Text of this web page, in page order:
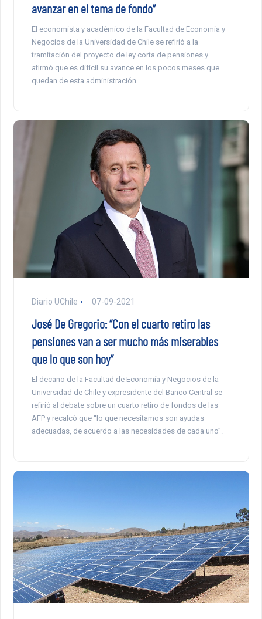
avanzar en el tema de fondo”
El economista y académico de la Facultad de Economía y
Negocios de la Universidad de Chile se refirió a la
tramitación del proyecto de ley corta de pensiones y
afirmó que es difícil su avance en los pocos meses que
quedan de esta administración.
Diario UChile 07-09-2021
José De Gregorio: “Con el cuarto retiro las
pensiones van a ser mucho más miserables
que lo que son hoy”
El decano de la Facultad de Economía y Negocios de la
Universidad de Chile y expresidente del Banco Central se
refirió al debate sobre un cuarto retiro de fondos de las
AFP y recalcó que “lo que necesitamos son ayudas
adecuadas, de acuerdo a las necesidades de cada uno”.